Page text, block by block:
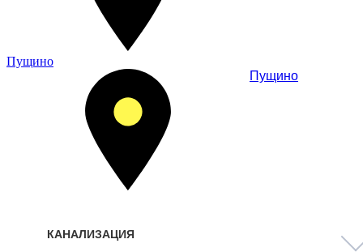
Пущино
Пущино
КАНАЛИЗАЦИЯ